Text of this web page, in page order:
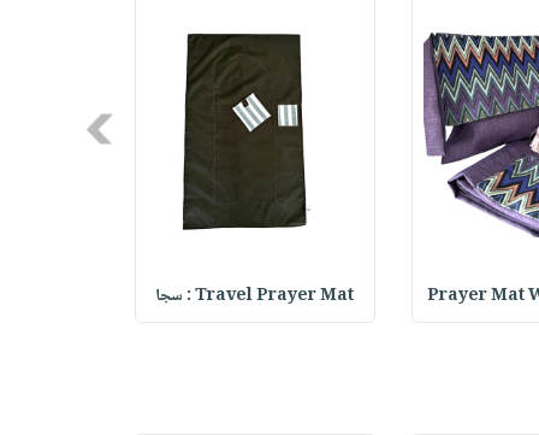
Prayer Mat Travel Prayer Mat : سجا
Next